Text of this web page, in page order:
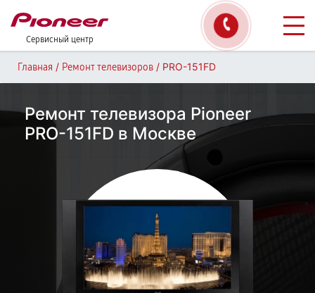
Сервисный центр
Главная / Ремонт телевизоров / PRO-151FD
Ремонт телевизора Pioneer
PRO-151FD в Москве